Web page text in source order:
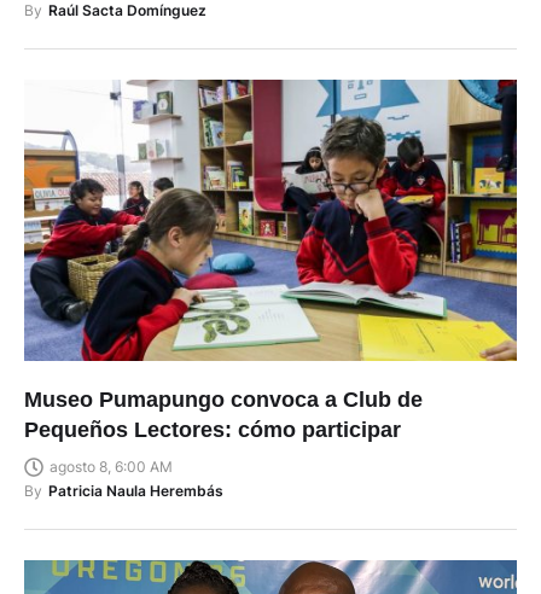
By Raúl Sacta Domínguez
Museo Pumapungo convoca a Club de
Pequeños Lectores: cómo participar
agosto 8, 6:00 AM
By Patricia Naula Herembás